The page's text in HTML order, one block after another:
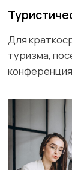
Студенческая